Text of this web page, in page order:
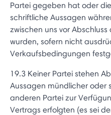
Partei gegeben hat oder
schriftliche Aussagen
zwischen uns vor
wurden, sofern nicht
Verkaufsbedingungen
19.3 Keiner Partei stehen
Aussagen mündlicher oder
anderen Partei zur
Vertrags erfolgten (es sei